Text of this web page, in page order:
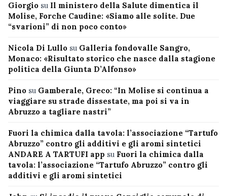
Giorgio su Il ministero della Salute dimentica il
Molise, Forche Caudine: «Siamo alle solite. Due
“svarioni” di non poco conto»
Nicola Di Lullo su Galleria fondovalle Sangro,
Monaco: «Risultato storico che nasce dalla stagione
politica della Giunta D’Alfonso»
Pino su Gamberale, Greco: “In Molise si continua a
viaggiare su strade dissestate, ma poi si va in
Abruzzo a tagliare nastri”
Fuori la chimica dalla tavola: l’associazione “Tartufo
Abruzzo” contro gli additivi e gli aromi sintetici
ANDARE A TARTUFI app su Fuori la chimica dalla
tavola: l’associazione “Tartufo Abruzzo” contro gli
additivi e gli aromi sintetici